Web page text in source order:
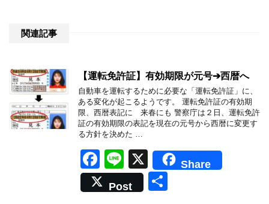
関連記事
【運転免許証】有効期限が元号➔西暦へ
自動車を運転するために必要な「運転免許証」に、
ある変化が起こるようです。 運転免許証の有効期
限、西暦表記に 来春にも 警察庁は２日、運転免許
証の有効期限の表記を現在の元号から西暦に変更す
る方針を決めた …
F
a
c
Li
n
e
X
Share
Post